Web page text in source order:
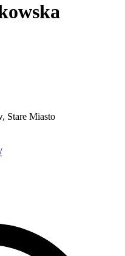
Stare Miasto